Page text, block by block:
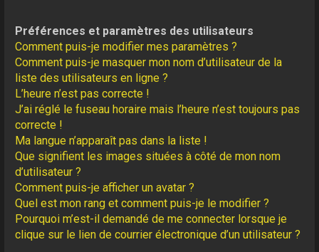
Préférences et paramètres des utilisateurs
Comment puis-je modifier mes paramètres ?
Comment puis-je masquer mon nom d’utilisateur de la
liste des utilisateurs en ligne ?
L’heure n’est pas correcte !
J’ai réglé le fuseau horaire mais l’heure n’est toujours pas
correcte !
Ma langue n’apparaît pas dans la liste !
Que signifient les images situées à côté de mon nom
d’utilisateur ?
Comment puis-je afficher un avatar ?
Quel est mon rang et comment puis-je le modifier ?
Pourquoi m’est-il demandé de me connecter lorsque je
clique sur le lien de courrier électronique d’un utilisateur ?